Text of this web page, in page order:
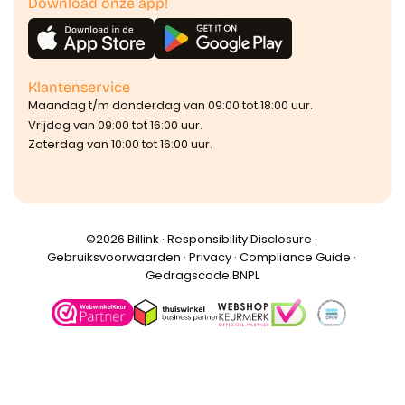
Klantenservice
Maandag t/m donderdag van 09:00 tot 18:00 uur.
Vrijdag van 09:00 tot 16:00 uur.
Zaterdag van 10:00 tot 16:00 uur.
©️2026 Billink · Responsibility Disclosure ·
Gebruiksvoorwaarden · Privacy· Compliance Guide ·
Gedragscode BNPL